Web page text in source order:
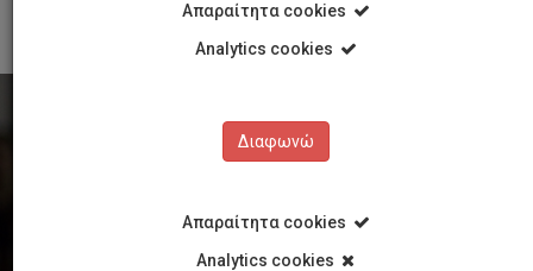
Απαραίτητα cookies
Analytics cookies
Διαφωνώ
Απαραίτητα cookies
Analytics cookies